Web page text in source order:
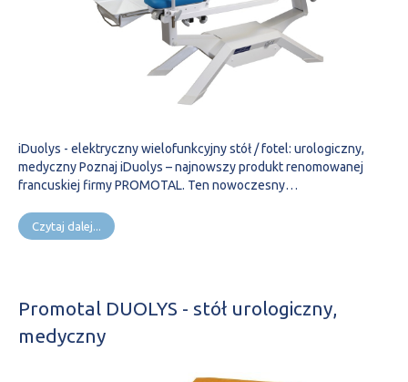
iDuolys - elektryczny wielofunkcyjny stół / fotel: urologiczny,
medyczny Poznaj iDuolys – najnowszy produkt renomowanej
francuskiej firmy PROMOTAL. Ten nowoczesny…
Czytaj dalej...
Promotal DUOLYS - stół urologiczny,
medyczny